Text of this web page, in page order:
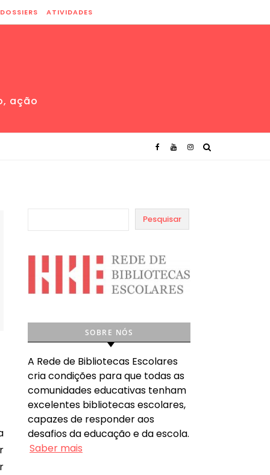
DOSSIERS ATIVIDADES
ação
Pesquisar
SOBRE NÓS
A Rede de Bibliotecas Escolares
cria condições para que todas as
comunidades educativas tenham
excelentes bibliotecas escolares,
capazes de responder aos
desafios da educação e da escola.
Saber mais